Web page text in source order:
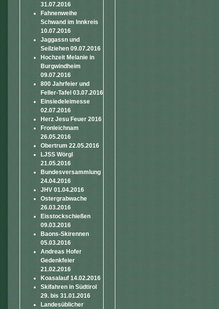
31.07.2016
Fahnenweihe
Schwand im Innkreis
10.07.2016
Jaggassn und
Seilziehen 09.07.2016
Hochzeit Melanie in
Burgwindheim
09.07.2016
800 Jahrfeier und
Feller-Tafel 03.07.2016
Einsiedeleimesse
02.07.2016
Herz Jesu Feuer 2016
Fronleichnam
26.05.2016
Obertrum 22.05.2016
LJSS Wörgl
21.05.2016
Bundesversammlung
24.04.2016
JHV 01.04.2016
Ostergrabwache
26.03.2016
Eisstockschießen
09.03.2016
Baons-Skirennen
05.03.2016
Andreas Hofer
Gedenkfeier
21.02.2016
Koasalauf 14.02.2016
Skifahren in Südtirol
29. bis 31.01.2016
Landesüblicher